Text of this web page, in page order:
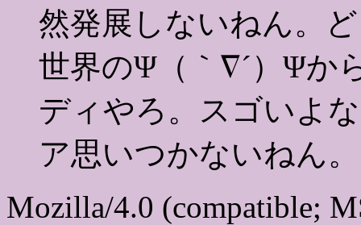
然発展しないねん。
世界のΨ（｀∇´）Ψか
ディやろ。スゴいよ
ア思いつかないねん。
Mozilla/4.0 (compatible;